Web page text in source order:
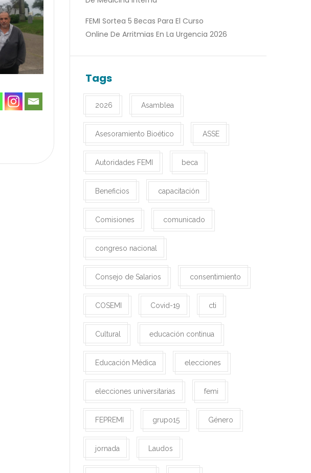
FEMI Sortea 5 Becas Para El Curso
Online De Arritmias En La Urgencia 2026
Tags
2026 Asamblea
Asesoramiento Bioético ASSE
Autoridades FEMI beca
Beneficios capacitación
Comisiones comunicado
congreso nacional
Consejo de Salarios consentimiento
COSEMI Covid-19 cti
Cultural educación continua
Educación Médica elecciones
elecciones universitarias femi
FEPREMI grupo15 Género
jornada Laudos